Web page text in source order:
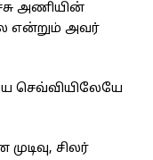
அணியின்
என்றும் அவர்
செவ்வியிலேயே
சிலர்